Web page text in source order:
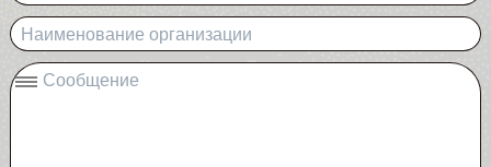
Наименование организации
Сообщение